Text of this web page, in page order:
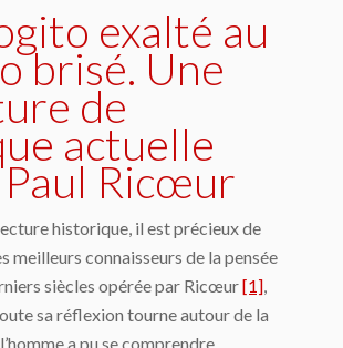
exalté au
brisé. Une
de
actuelle
Ricœur
historique, il est précieux de
meilleurs connaisseurs de la pensée
siècles opérée par Ricœur[1],
sa réflexion tourne autour de la
a pu se comprendre,